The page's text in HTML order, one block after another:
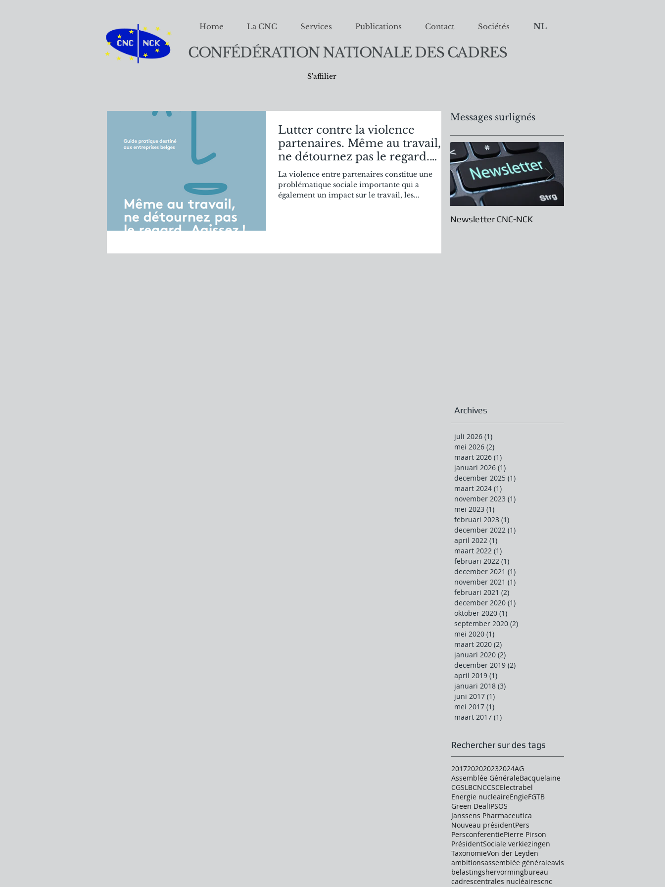
Home La CNC Services Publications Contact Sociétés NL
CONFÉDÉRATION NATIONALE DES CADRES
S'affilier
Lutter contre la violence
partenaires. Même au travail,
ne détournez pas le regard.
Agissez!
La violence entre partenaires constitue une
problématique sociale importante qui a
également un impact sur le travail, les...
Messages surlignés
Newsletter CNC-NCK
Archives
juli 2026 (1)
mei 2026 (2)
maart 2026 (1)
januari 2026 (1)
december 2025 (1)
maart 2024 (1)
november 2023 (1)
mei 2023 (1)
februari 2023 (1)
december 2022 (1)
april 2022 (1)
maart 2022 (1)
februari 2022 (1)
december 2021 (1)
november 2021 (1)
februari 2021 (2)
december 2020 (1)
oktober 2020 (1)
september 2020 (2)
mei 2020 (1)
maart 2020 (2)
januari 2020 (2)
december 2019 (2)
april 2019 (1)
januari 2018 (3)
juni 2017 (1)
mei 2017 (1)
maart 2017 (1)
Rechercher sur des tags
2017202020232024AG
Assemblée GénéraleBacquelaine
CGSLBCNCCSCElectrabel
Energie nucleaireEngieFGTB
Green DealIPSOS
Janssens Pharmaceutica
Nouveau présidentPers
PersconferentiePierre Pirson
PrésidentSociale verkiezingen
TaxonomieVon der Leyden
ambitionsassemblée généraleavis
belastingshervormingbureau
cadrescentrales nucléairescnc